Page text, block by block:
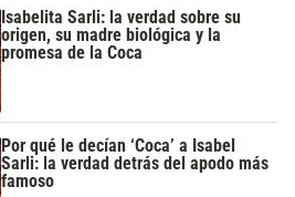
Isabelita Sarli: la verdad sobre su
origen, su madre biológica y la
promesa de la Coca
Por qué le decían ‘Coca’ a Isabel
Sarli: la verdad detrás del apodo más
famoso